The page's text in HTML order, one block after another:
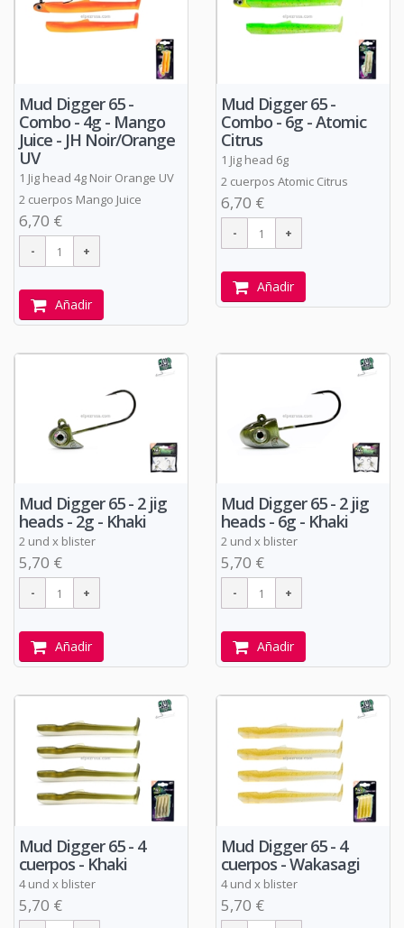
Mud Digger 65 -
Combo - 4g - Mango
Juice - JH Noir/Orange
UV
1 Jig head 4g Noir Orange UV
2 cuerpos Mango Juice
6,70 €
Añadir
Mud Digger 65 -
Combo - 6g - Atomic
Citrus
1 Jig head 6g
2 cuerpos Atomic Citrus
6,70 €
Añadir
Mud Digger 65 - 2 jig
heads - 2g - Khaki
2 und x blister
5,70 €
Añadir
Mud Digger 65 - 2 jig
heads - 6g - Khaki
2 und x blister
5,70 €
Añadir
Mud Digger 65 - 4
cuerpos - Khaki
4 und x blister
5,70 €
Mud Digger 65 - 4
cuerpos - Wakasagi
4 und x blister
5,70 €